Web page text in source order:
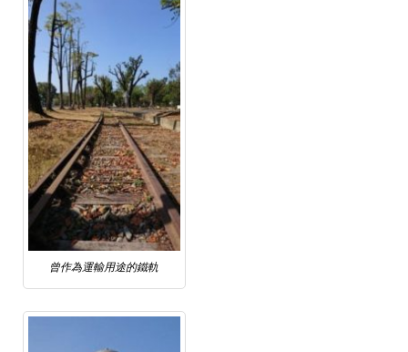
曾作為運輸用途的鐵軌